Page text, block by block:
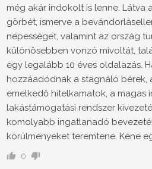
még akár indokolt is lenne. Látva
görbét, ismerve a
népességet, valamint az ország
különösebben vonzó mivoltát,
egy legalább 10 éves oldalazás.
hozzáadódnak a stagnáló bérek,
emelkedő hitelkamatok, a magas
lakástámogatási rendszer
komolyabb ingatlanadó
körülményeket teremtene. Kéne
0